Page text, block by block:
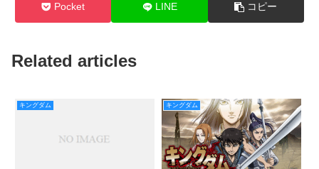
Pocket LINE コピー
Related articles
キングダム キングダム